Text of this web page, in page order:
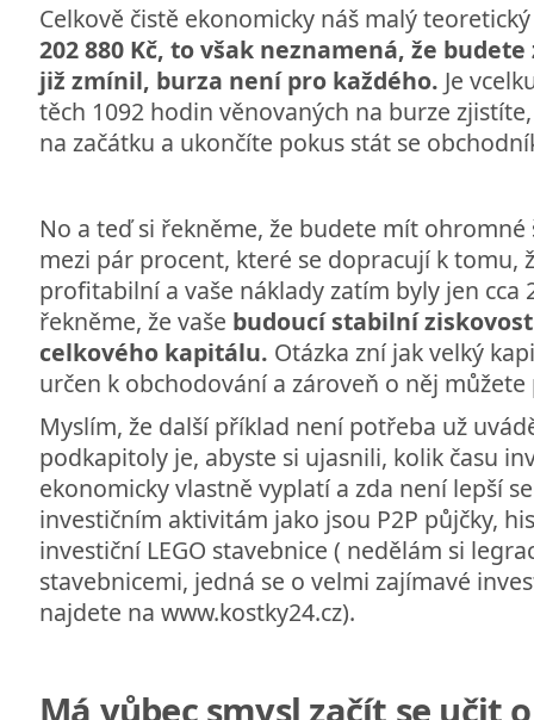
Celkově čistě ekonomicky náš malý
202 880 Kč, to však neznamená, že
již zmínil, burza není pro každého. Je
těch 1092 hodin věnovaných na burze
na začátku a ukončíte pokus stát se
No a teď si řekněme, že budete mít
mezi pár procent, které se dopracují k tomu,
profitabilní a vaše náklady zatím byly jen cca
řekněme, že vaše budoucí stabilní
celkového kapitálu. Otázka zní jak velký
určen k obchodování a zároveň o něj můžete
Myslím, že další příklad není potřeba už
podkapitoly je, abyste si ujasnili, kolik času
ekonomicky vlastně vyplatí a zda není lepší
investičním aktivitám jako jsou P2P půjčky,
investiční LEGO stavebnice ( nedělám si
stavebnicemi, jedná se o velmi zajímavé
najdete na www.kostky24.cz).
Má vůbec smysl začít se učit